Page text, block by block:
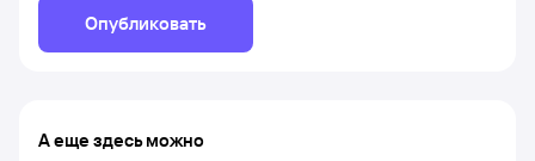
Опубликовать
А еще здесь можно